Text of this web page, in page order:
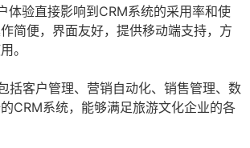
体验直接影响到CRM系统的采用率和使
简便，界面友好，提供移动端支持，方
。
括客户管理、营销自动化、销售管理、数
CRM系统，能够满足旅游文化企业的各